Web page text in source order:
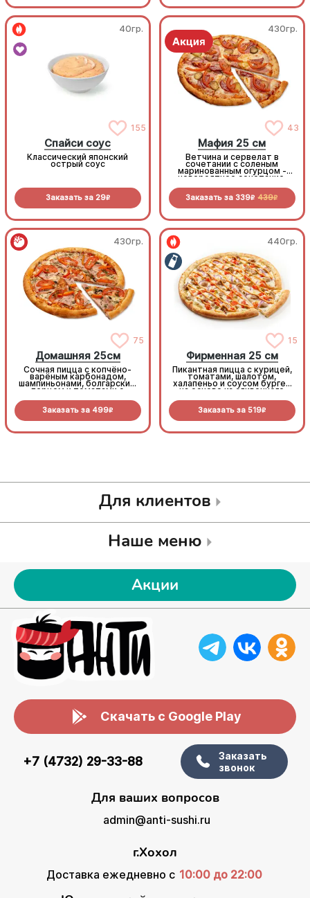
40гр.
155
Спайси соус
Классический японский
острый соус
Заказать за 29R
430гр.
43
Мафия 25 см
Ветчина и сервелат в
сочетании с соленым
маринованным огурцом -
невероятное сочетание,
попробовать!
Заказать за 339R 439R
430гр.
75
Домашняя 25см
Сочная пицца с копчёно-
варёным карбонадом,
шампиньонами, болгарским
перцем и томатами с
Заказать за 499R
440гр.
15
Фирменная 25 см
Пикантная пицца с курицей,
томатами, шалотом,
халапеньо и соусом бургер
на основе из сливочного
Заказать за 519R
Для клиентов
Наше меню
Акции
Скачать с Google Play
+7 (4732) 29-33-88
Заказать
звонок
Для ваших вопросов
admin@anti-sushi.ru
г.Хохол
Доставка ежедневно с 10:00 до 22:00